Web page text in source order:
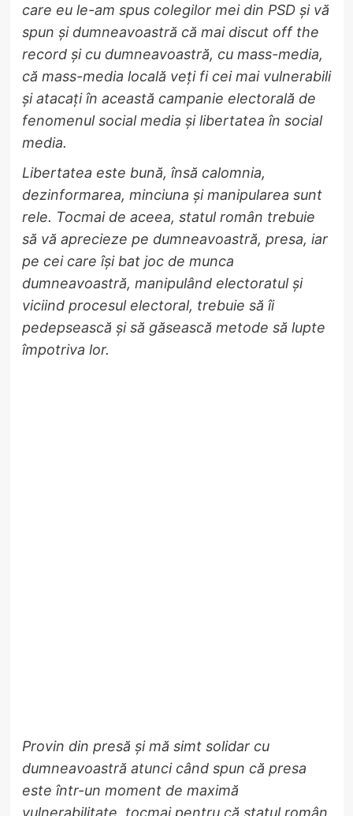
care eu le-am spus colegilor mei din PSD și vă
spun și dumneavoastră că mai discut off the
record și cu dumneavoastră, cu mass-media,
că mass-media locală veți fi cei mai vulnerabili
și atacați în această campanie electorală de
fenomenul social media și libertatea în social
media.
Libertatea este bună, însă calomnia,
dezinformarea, minciuna și manipularea sunt
rele. Tocmai de aceea, statul român trebuie
să vă aprecieze pe dumneavoastră, presa, iar
pe cei care își bat joc de munca
dumneavoastră, manipulând electoratul și
viciind procesul electoral, trebuie să îi
pedepsească și să găsească metode să lupte
împotriva lor.
Provin din presă și mă simt solidar cu
dumneavoastră atunci când spun că presa
este într-un moment de maximă
vulnerabilitate, tocmai pentru că statul român